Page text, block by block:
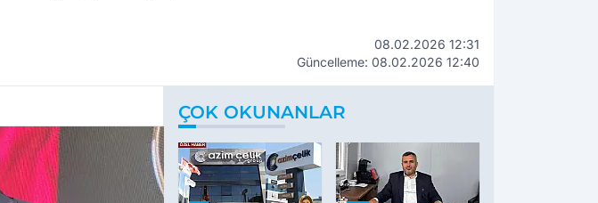
08.02.2026 12:31
Güncelleme: 08.02.2026 12:40
ÇOK OKUNANLAR